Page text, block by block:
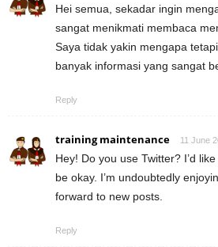
Hei semua, sekadar ingin
sangat menikmati membaca
Saya tidak yakin mengapa
banyak informasi yang sangat
Reply
training maintenance 11 June
Hey! Do you use Twitter? I’d
be okay. I’m undoubtedly
forward to new posts.
Reply